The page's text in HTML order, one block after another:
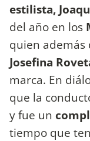
estilista,
del año en los
quien además
Josefina
marca. En
que la
y fue un
tiempo que